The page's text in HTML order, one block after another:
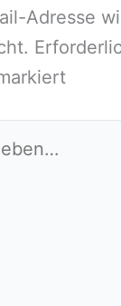
Adresse